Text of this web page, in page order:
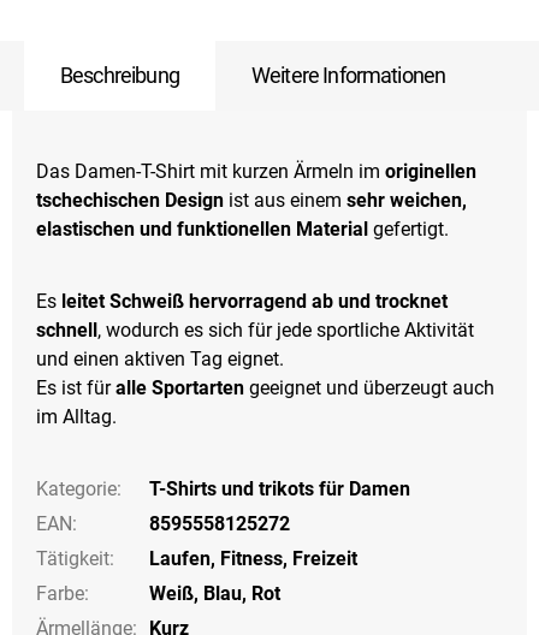
Beschreibung Weitere Informationen
Das Damen-T-Shirt mit kurzen Ärmeln im originellen
tschechischen Design ist aus einem sehr weichen,
elastischen und funktionellen Material gefertigt.
Es leitet Schweiß hervorragend ab und trocknet
schnell, wodurch es sich für jede sportliche Aktivität
und einen aktiven Tag eignet.
Es ist füralle Sportarten geeignet und überzeugt auch
im Alltag.
Kategorie:
T-Shirts und trikots für Damen
EAN:
8595558125272
Tätigkeit: Laufen, Fitness, Freizeit
Farbe: Weiß, Blau, Rot
Ärmellänge: Kurz